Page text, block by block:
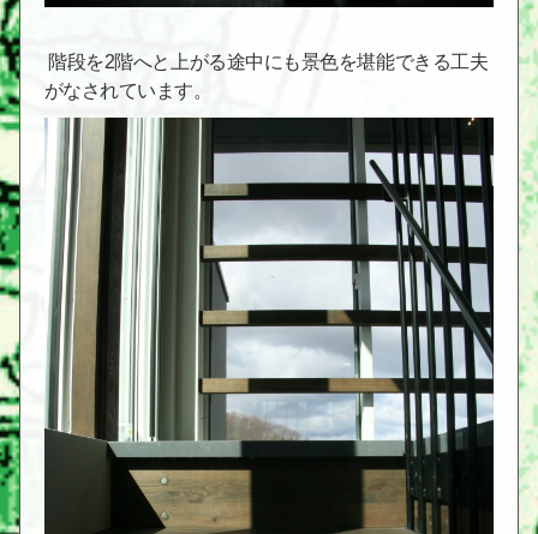
階段を2階へと上がる途中にも景色を堪能できる工夫
がなされています。